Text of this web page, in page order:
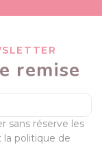
remise
sans réserve les
politique de